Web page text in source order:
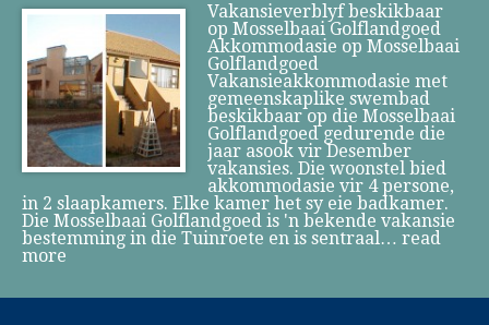
Vakansieverblyf beskikbaar
op Mosselbaai Golflandgoed
Akkommodasie op Mosselbaai
Golflandgoed
Vakansieakkommodasie met
gemeenskaplike swembad
beskikbaar op die Mosselbaai
Golflandgoed gedurende die
jaar asook vir Desember
vakansies. Die woonstel bied
akkommodasie vir 4 persone,
in 2 slaapkamers. Elke kamer het sy eie badkamer.
Die Mosselbaai Golflandgoed is 'n bekende vakansie
bestemming in die Tuinroete en is sentraal… read
more